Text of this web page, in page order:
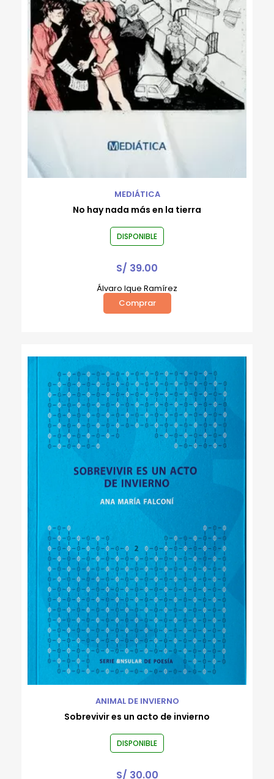
MEDIÁTICA
No hay nada más en la tierra
DISPONIBLE
S/ 39.00
Álvaro Ique Ramírez
Comprar
ANIMAL DE INVIERNO
Sobrevivir es un acto de invierno
DISPONIBLE
S/ 30.00